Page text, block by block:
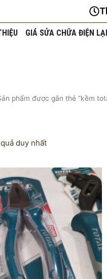
GIÁ SỬA CHỮA ĐIỆN
phẩm được gắn thẻ “kềm
duy nhất